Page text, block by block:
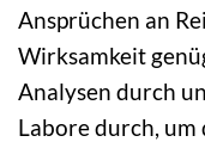
Ansprüchen an
Wirksamkeit
Analysen durch
Labore durch,